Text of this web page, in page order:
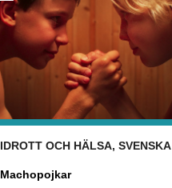
IDROTT OCH HÄLSA, SVENSKA
Machopojkar